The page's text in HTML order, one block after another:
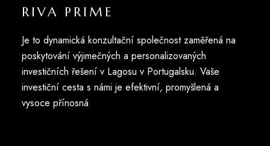
RIVA PRIME
Je to dynamická konzultační společnost zaměřená na
poskytování výjimečných a personalizovaných
investičních řešení v Lagosu v Portugalsku. Vaše
investiční cesta s námi je efektivní, promyšlená a
vysoce přínosná